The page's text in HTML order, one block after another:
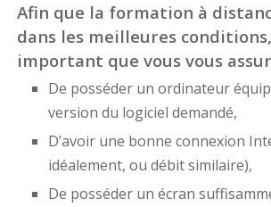
Afin que la formation à
dans les meilleures
important que vous vous
De posséder un ordinateur
version du logiciel demandé,
D’avoir une bonne connexion
idéalement, ou débit similaire),
De posséder un écran